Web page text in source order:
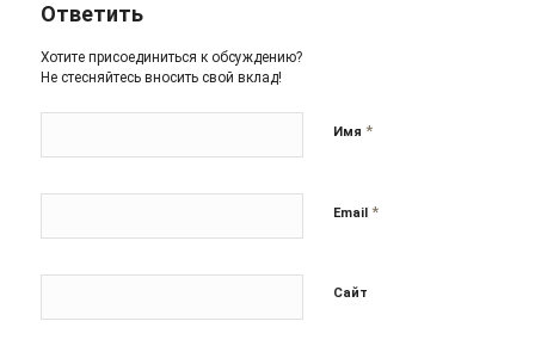
Ответить
Хотите присоединиться к обсуждению?
Не стесняйтесь вносить свой вклад!
Имя *
Email *
Сайт